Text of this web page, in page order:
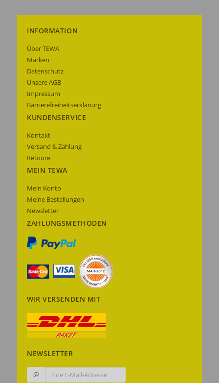
INFORMATION
Über TEWA
Marken
Datenschutz
Unsere AGB
Impressum
Barrierefreiheitserklärung
KUNDENSERVICE
Kontakt
Versand & Zahlung
Retoure
MEIN TEWA
Mein Konto
Meine Bestellungen
Newsletter
ZAHLUNGSMETHODEN
WIR VERSENDEN MIT
NEWSLETTER
@